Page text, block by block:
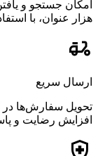
هزار عنوان، با
ارسال سریع
تحویل سفارش‌ها
افزایش رضایت و